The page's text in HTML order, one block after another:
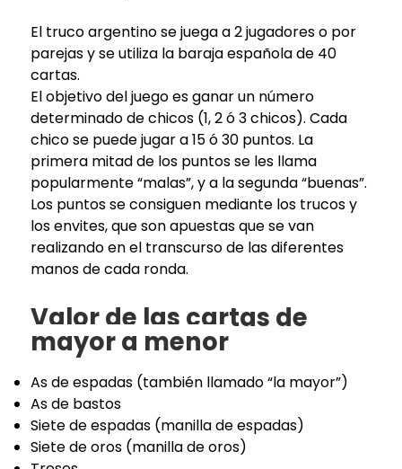
El truco argentino se juega a 2 jugadores o por
parejas y se utiliza la baraja española de 40
cartas.
El objetivo del juego es ganar un número
determinado de chicos (1, 2 ó 3 chicos). Cada
chico se puede jugar a 15 ó 30 puntos. La
primera mitad de los puntos se les llama
popularmente “malas”, y a la segunda “buenas”.
Los puntos se consiguen mediante los trucos y
los envites, que son apuestas que se van
realizando en el transcurso de las diferentes
manos de cada ronda.
Valor de las cartas de
mayor a menor
As de espadas (también llamado “la mayor”)
As de bastos
Siete de espadas (manilla de espadas)
Siete de oros (manilla de oros)